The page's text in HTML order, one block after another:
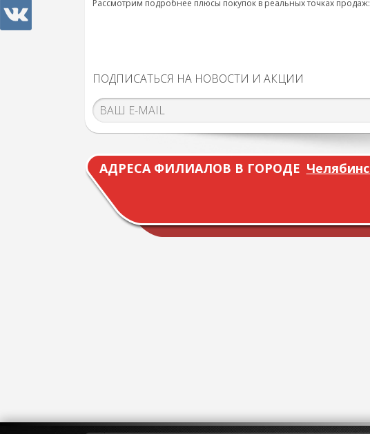
Рассмотрим подробнее плюсы покупок в реальных точках продаж:
ПОДПИСАТЬСЯ НА НОВОСТИ И АКЦИИ
АДРЕСА ФИЛИАЛОВ В ГОРОДЕ